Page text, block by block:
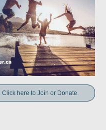
here to Join or Donate.